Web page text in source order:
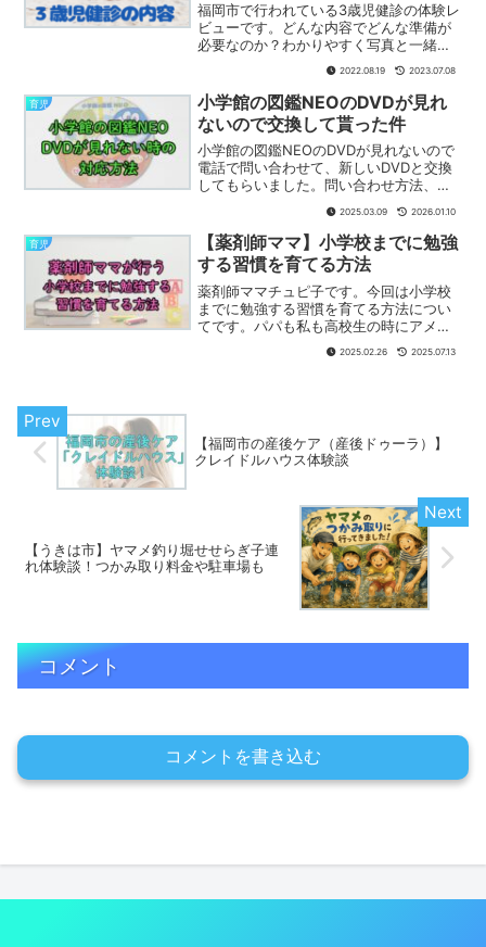
福岡市で行われている3歳児健診の体験レ
ビューです。どんな内容でどんな準備が
必要なのか？わかりやすく写真と一緒に
紹介しました。今までの健診とは違って
初めて行う内容や、事前に行わなければ
ならない事もあります。これから３歳児
健診をされる親御さんの参考になれば幸
いです。
2022.08.19 2023.07.08
育児
小学館の図鑑NEOのDVDが見れ
ないので交換して貰った件
小学館の図鑑NEOのDVDが見れないので
電話で問い合わせて、新しいDVDと交換
してもらいました。問い合わせ方法、聞
かれた内容、郵送方法など、まとめてみ
ました。同じ問題でお困りの方の参考に
なると嬉しいです。
2025.03.09 2026.01.10
育児
【薬剤師ママ】小学校までに勉強
する習慣を育てる方法
薬剤師ママチュピ子です。今回は小学校
までに勉強する習慣を育てる方法につい
てです。パパも私も高校生の時にアメリ
カにホームステイをしており、パパは学
生時代1人で世界一周もしています。子供
2025.02.26 2025.07.13
【福岡市の産後ケア（産後ドゥーラ）】
クレイドルハウス体験談
【うきは市】ヤマメ釣り堀せせらぎ子連
れ体験談！つかみ取り料金や駐車場も
コメント
コメントを書き込む